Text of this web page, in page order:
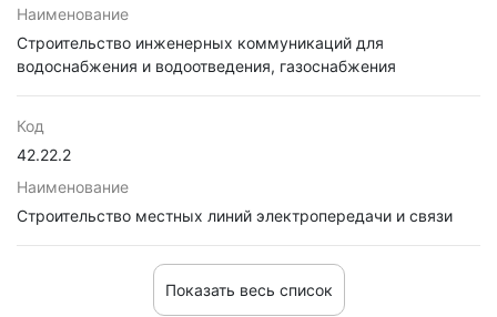
Наименование
Строительство инженерных коммуникаций для
водоснабжения и водоотведения, газоснабжения
Код
42.22.2
Наименование
Строительство местных линий электропередачи и связи
Показать весь список